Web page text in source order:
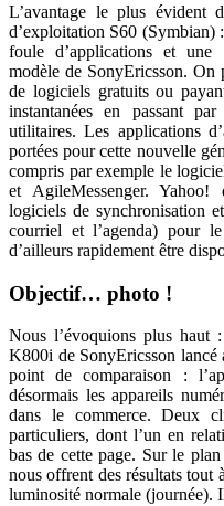
L’avantage le plus évident
d’exploitation S60
foule d’applications et une
modèle de SonyEricsson. On
de logiciels gratuits ou
instantanées en passant
utilitaires. Les applications
portées pour cette nouvelle
compris par exemple le
et AgileMessenger.
logiciels de synchronisation
courriel et l’agenda) pour
d’ailleurs rapidement être
Objectif… photo !
Nous l’évoquions plus
K800i de SonyEricsson lancé
point de comparaison :
désormais les appareils
dans le commerce. Deux
particuliers, dont l’un en
bas de cette page. Sur le
nous offrent des résultats tout
luminosité normale (journée).